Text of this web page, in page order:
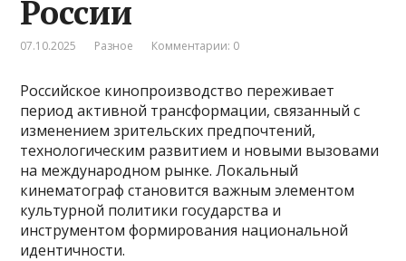
России
07.10.2025 Разное Комментарии: 0
Российское кинопроизводство переживает
период активной трансформации, связанный с
изменением зрительских предпочтений,
технологическим развитием и новыми вызовами
на международном рынке. Локальный
кинематограф становится важным элементом
культурной политики государства и
инструментом формирования национальной
идентичности.